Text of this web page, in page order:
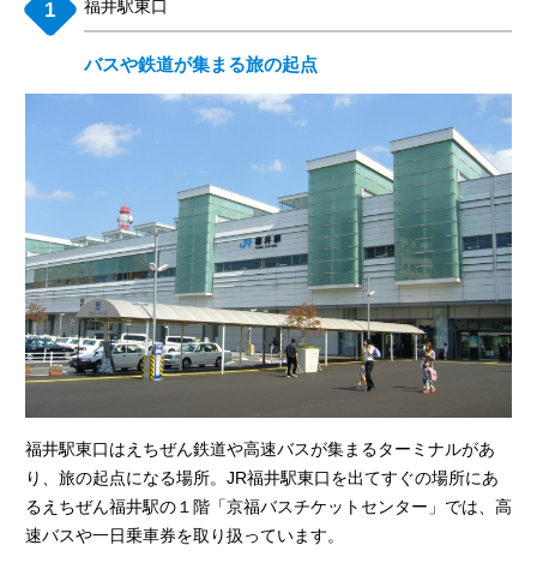
福井駅東口
バスや鉄道が集まる旅の起点
福井駅東口はえちぜん鉄道や高速バスが集まるターミナルがあ
り、旅の起点になる場所。JR福井駅東口を出てすぐの場所にあ
るえちぜん福井駅の１階「京福バスチケットセンター」では、高
速バスや一日乗車券を取り扱っています。